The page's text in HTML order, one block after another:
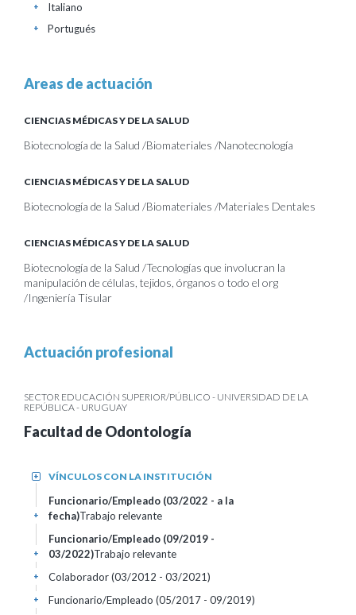
Italiano
+
Portugués
+
Areas de actuación
CIENCIAS MÉDICAS Y DE LA SALUD
Biotecnología de la Salud /Biomateriales /Nanotecnología
CIENCIAS MÉDICAS Y DE LA SALUD
Biotecnología de la Salud /Biomateriales /Materiales Dentales
CIENCIAS MÉDICAS Y DE LA SALUD
Biotecnología de la Salud /Tecnologías que involucran la
manipulación de células, tejidos, órganos o todo el org
/Ingeniería Tisular
Actuación profesional
SECTOR EDUCACIÓN SUPERIOR/PÚBLICO - UNIVERSIDAD DE LA
REPÚBLICA - URUGUAY
Facultad de Odontología
VÍNCULOS CON LA INSTITUCIÓN
+
Funcionario/Empleado (03/2022 - a la
fecha)Trabajo relevante
+
Funcionario/Empleado (09/2019 -
03/2022)Trabajo relevante
+
Colaborador (03/2012 - 03/2021)
+
Funcionario/Empleado (05/2017 - 09/2019)
+